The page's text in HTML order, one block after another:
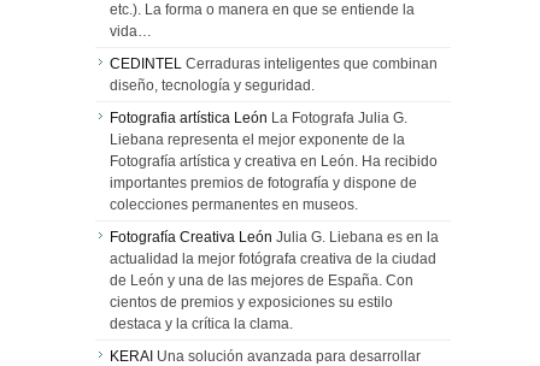
etc.). La forma o manera en que se entiende la
vida…
CEDINTEL Cerraduras inteligentes que combinan
diseño, tecnología y seguridad.
Fotografia artística León La Fotografa Julia G.
Liebana representa el mejor exponente de la
Fotografía artística y creativa en León. Ha recibido
importantes premios de fotografía y dispone de
colecciones permanentes en museos.
Fotografía Creativa León Julia G. Liebana es en la
actualidad la mejor fotógrafa creativa de la ciudad
de León y una de las mejores de España. Con
cientos de premios y exposiciones su estilo
destaca y la crítica la clama.
KERAI Una solución avanzada para desarrollar